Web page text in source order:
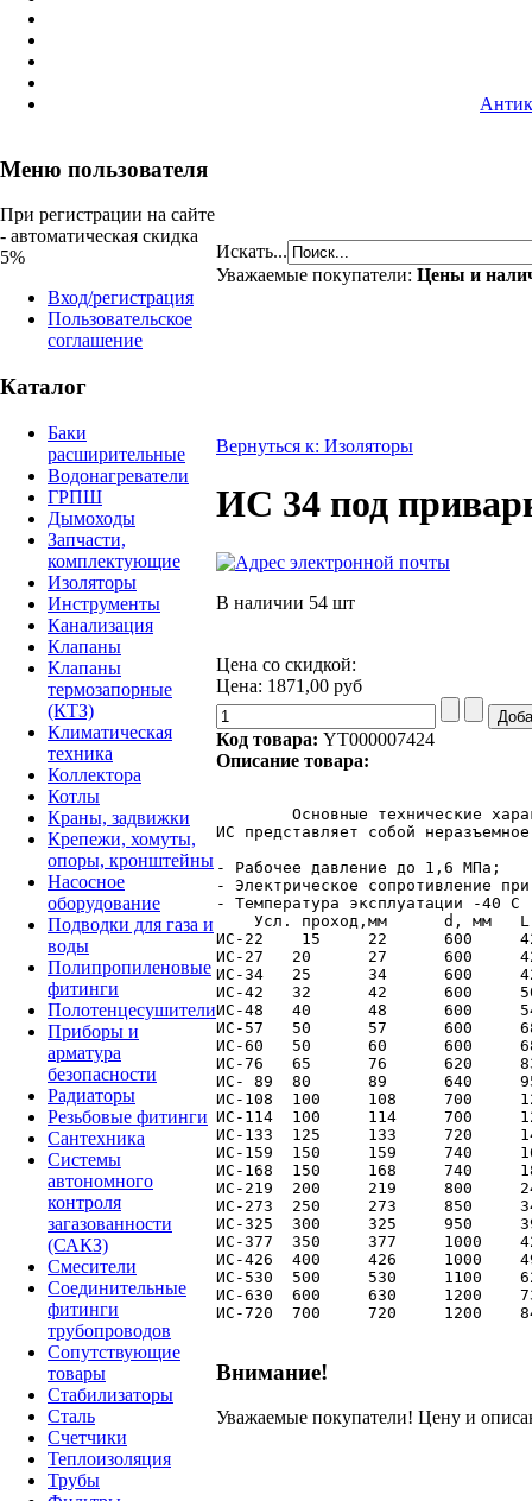
Меню пользователя
При регистрации на сайте
- автоматическая скидка
5%
Вход/регистрация
Пользовательское
соглашение
Каталог
Баки
расширительные
Водонагреватели
ГРПШ
Дымоходы
Запчасти,
комплектующие
Изоляторы
Инструменты
Канализация
Клапаны
Клапаны
термозапорные
(КТЗ)
Климатическая
техника
Коллектора
Котлы
Краны, задвижки
Крепежи, хомуты,
опоры, кронштейны
Насосное
оборудование
Подводки для газа и
воды
Полипропиленовые
фитинги
Полотенцесушители
Приборы и
арматура
безопасности
Радиаторы
Резьбовые фитинги
Сантехника
Системы
автономного
контроля
загазованности
(САКЗ)
Смесители
Соединительные
фитинги
трубопроводов
Сопутствующие
товары
Стабилизаторы
Сталь
Счетчики
Теплоизоляция
Трубы
Искать...
Уважаемые покупатели: Цены и
Вернуться к: Изоляторы
ИС 34 под
В наличии 54 шт
Цена со скидкой:
Цена: 1871,00 руб
Код товара: YT000007424
Описание товара:
ИС представляет собой
- Рабочее давление до 1,6 МПа;
- Электрическое сопротивление
- Температура эксплуатации -
    Усл. проход,мм 	d, мм 	L, мм  	D, мм 	 Масса (усредненная), кг
ИС-22	 15	22	600	42	1,7
ИС-27	20	27	600	42	1,7
ИС-34	25	34	600	42	1,7
ИС-42	32	42	600	50	2,2
ИС-48	40	48	600	54	2,4
ИС-57	50	57	600	68	3,7
ИС-60	50	60	600	68	4,0
ИС-76	65	76	620	83	6,1
ИС- 89 	80	89	640	95	8,0
ИС-108	100	108	700	121	11,0
ИС-114	100	114	700	121	13,5
ИС-133	125	133	720	146	16,5
ИС-159	150	159	740	168	19,2
ИС-168	150	168	740	180	25,0
ИС-219	200	219	800	240	43,0
ИС-273	250	273	850	340	58,0
ИС-325	300	325	950	390	77,0
ИС-377	350	377	1000	420	105,0
ИС-426	400	426	1000	490	125,0
ИС-530	500	530	1100	622	210,0
ИС-630	600	630	1200	730	350,0
Внимание!
Уважаемые покупатели! Цену и